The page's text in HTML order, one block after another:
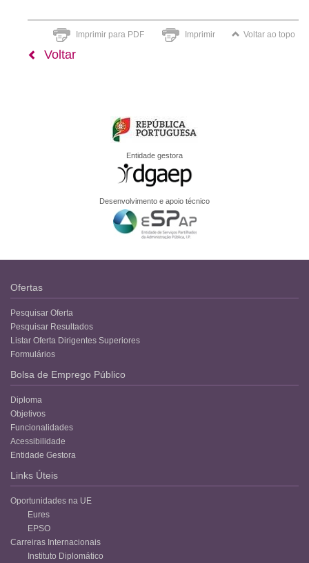
Imprimir para PDF Imprimir Voltar ao topo
Voltar
Entidade gestora
Desenvolvimento e apoio técnico
Ofertas
Pesquisar Oferta
Pesquisar Resultados
Listar Oferta Dirigentes Superiores
Formulários
Bolsa de Emprego Público
Diploma
Objetivos
Funcionalidades
Acessibilidade
Entidade Gestora
Links Úteis
Oportunidades na UE
Eures
EPSO
Carreiras Internacionais
Instituto Diplomático